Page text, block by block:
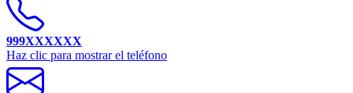
999XXXXXX
Haz clic para mostrar el teléfono